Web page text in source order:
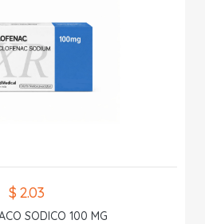
$ 2.03
SODICO 100 MG